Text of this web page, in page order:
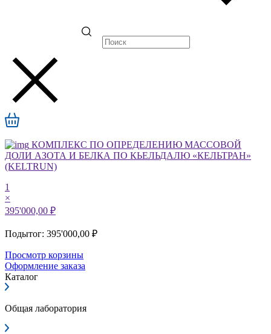
КОМПЛЕКС ПО ОПРЕДЕЛЕНИЮ МАССОВОЙ
ДОЛИ АЗОТА И БЕЛКА ПО КЬЕЛЬДАЛЮ «КЕЛЬТРАН»
(KELTRUN)
1
×
395'000,00 ₽
Подытог: 395'000,00 ₽
Просмотр корзины
Оформление заказа
Каталог
Общая лаборатория